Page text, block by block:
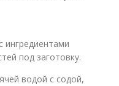
ингредиентами
под заготовку.
водой с содой,